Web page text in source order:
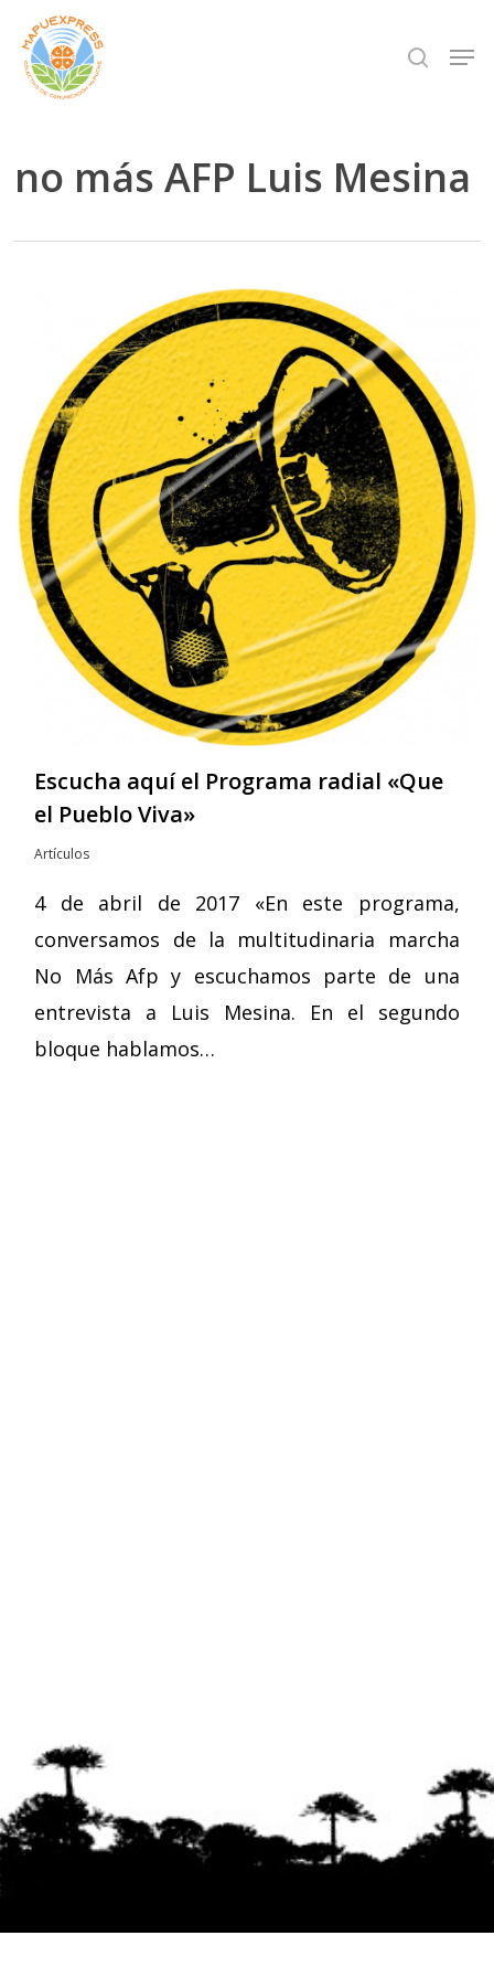
Skip
main
search
no más AFP Luis Mesina
Escucha aquí el Programa radial «Que
el Pueblo Viva»
Artículos
4 de abril de 2017 «En este programa,
conversamos de la multitudinaria marcha
No Más Afp y escuchamos parte de una
entrevista a Luis Mesina. En el segundo
bloque hablamos…
Close